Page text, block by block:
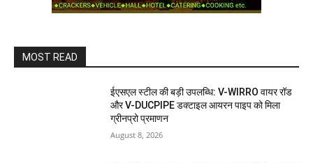
MOST READ
ईएसएल स्टील की बड़ी उपलब्धि: V-WIRRO वायर रॉड
और V-DUCPIPE डक्टाइल आयरन पाइप को मिला
ग्रीनप्रो प्रमाणन
August 8, 2026